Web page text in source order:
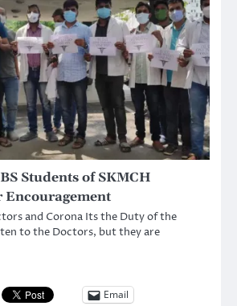
Students of SKMCH
and Corona Its the Duty of the
to the Doctors, but they are
Email